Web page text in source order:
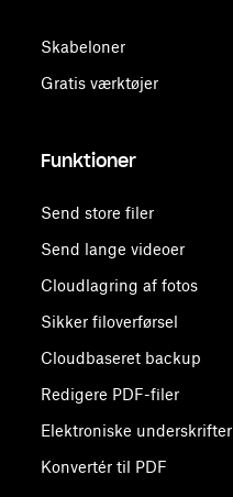
Skabeloner
Gratis værktøjer
Funktioner
Send store filer
Send lange videoer
Cloudlagring af fotos
Sikker filoverførsel
Cloudbaseret backup
Redigere PDF-filer
Elektroniske underskrifter
Konvertér til PDF